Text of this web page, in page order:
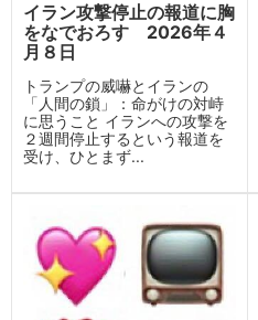
イラン攻撃停止の報道に胸
をなでおろす 2026年４
月８日
トランプの威嚇とイランの
「人間の鎖」：命がけの対峙
に思うこと イランへの攻撃を
２週間停止するという報道を
受け、ひとまず...